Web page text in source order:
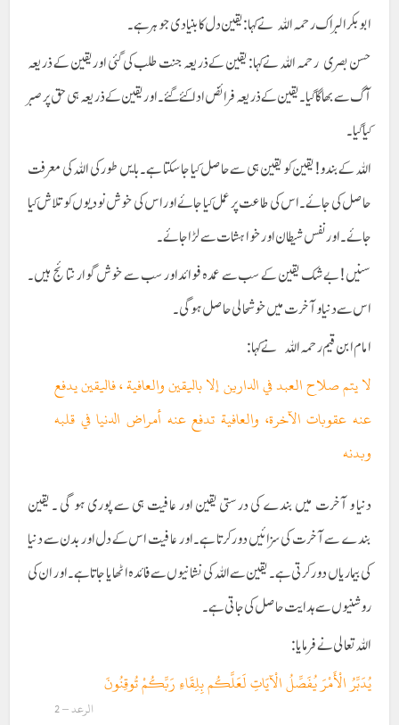
ابو بکر البراک رحمہ اللہ نے کہا: یقین دل کا بنیادی جو ہر ہے ۔
حسن بصری رحمہ اللہ نے کہا: یقین کے ذریعہ جنت طلب کی گئی اور یقین کے ذریعہ
آگ سے بھاگا گیا۔ یقین کے ذریعہ فرائض ادا کئے گئے۔ اور یقین کے ذریعہ ہی حق پر صبر
کیا گیا۔
اللہ کے بندو! یقین کو یقین ہی سے حاصل کیا جا سکتا ہے۔ بایں طور کی اللہ کی معرفت
حاصل کی جائے۔ اس کی طاعت پر عمل کیا جائے اور اس کی خوش نودیوں کو تلاش کیا
جائے۔ اور نفس شیطان اور خواہشات سے لڑا جائے۔
سنیں ! بے شک یقین کے سب سے عمدہ فوائد اور سب سے خوش گوار نتائج ہیں۔
اس سے دنیا و آخرت میں خوشحالی حاصل ہو گی۔
امام ابن قیم رحمہ اللہ نے کہا :
لا يتم صلاح العبد في الدارين إلا باليقين والعافية ، فاليقين يدفع
عنه عقوبات الآخرة، والعافية تدفع عنه أمراض الدنيا في قلبه
وبدنه
دنیا و آخرت میں بندے کی درستی یقین اور عافیت ہی سے پوری ہو گی ۔ یقین
بندے سے آخرت کی سزائیں دور کرتا ہے۔ اور عافیت اس کے دل اور بدن سے دنیا
کی بیماریاں دور کرتی ہے۔ یقین سے اللہ کی نشانیوں سے فائدہ اٹھایا جاتا ہے۔ اور ان کی
روشنیوں سے ہدایت حاصل کی جاتی ہے۔
اللہ تعالی نے فرمایا :
يُدَبِّرُ الْأَمْرَ يُفَصِّلُ الْآيَاتِ لَعَلَّكُم بِلِقَاءِ رَبِّكُمْ تُوقِنُونَ
الرعد – 2